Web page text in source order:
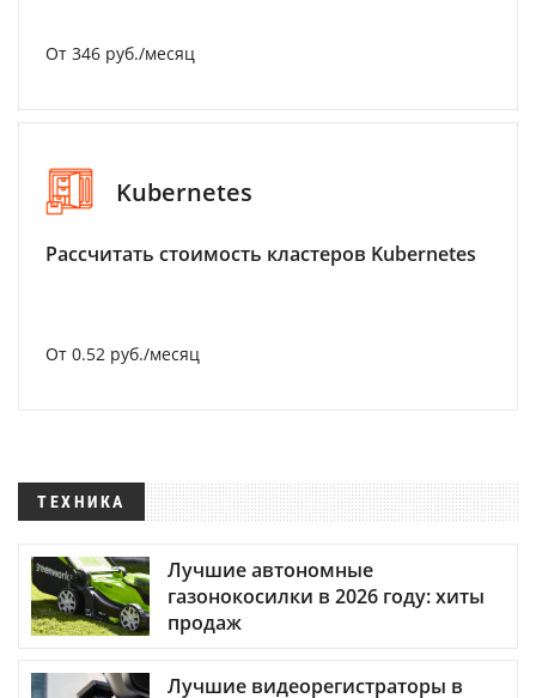
От 346 руб./месяц
Kubernetes
Рассчитать стоимость кластеров Kubernetes
От 0.52 руб./месяц
ТЕХНИКА
Лучшие автономные
газонокосилки в 2026 году: хиты
продаж
Лучшие видеорегистраторы в